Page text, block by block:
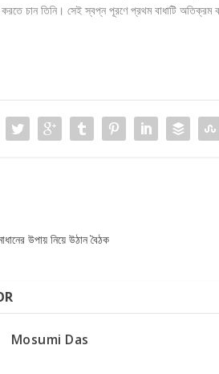
চান তিনি। সেই স্বপ্ন পূরণে প্রথম বাধাটি
উপায় নিয়ে উঠান বৈঠক
Mosumi Das